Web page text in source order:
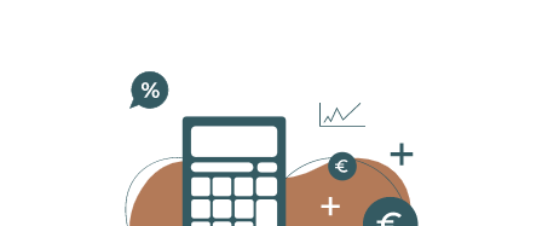
Prendre contact avec notre agence
Si vous cherchez uneagence immobilière à
Vincennes à taille humaine
, proche de vos attentes
et motivée par les intérêts, SIAMO est là pour vous.